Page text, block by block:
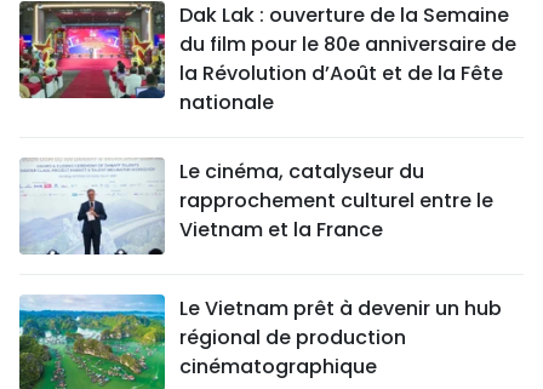
Dak Lak : ouverture de la Semaine
du film pour le 80e anniversaire de
la Révolution d’Août et de la Fête
nationale
Le cinéma, catalyseur du
rapprochement culturel entre le
Vietnam et la France
Le Vietnam prêt à devenir un hub
régional de production
cinématographique